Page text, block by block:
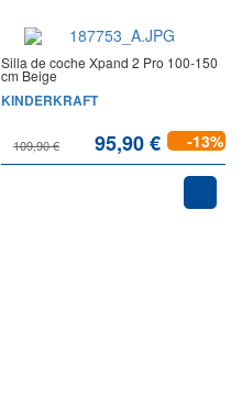
Silla de coche Xpand 2 Pro 100-150
cm Beige
KINDERKRAFT
109,90 € 95,90 € -13%